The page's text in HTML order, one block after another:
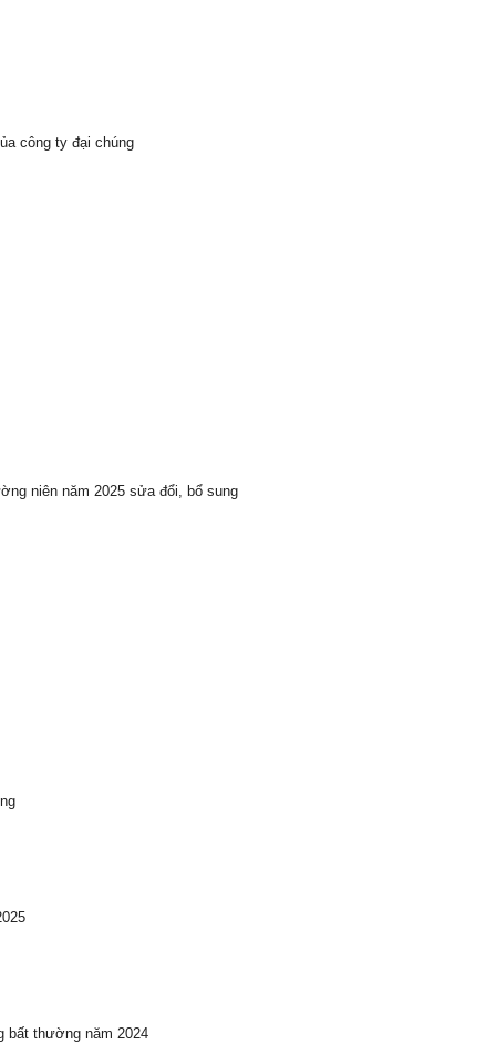
công ty đại chúng
niên năm 2025 sửa đổi, bổ sung
bất thường năm 2024